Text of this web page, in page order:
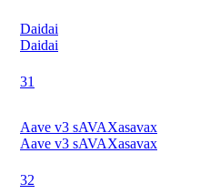
Daidai
Daidai
31
Aave v3 sAVAXasavax
Aave v3 sAVAXasavax
32